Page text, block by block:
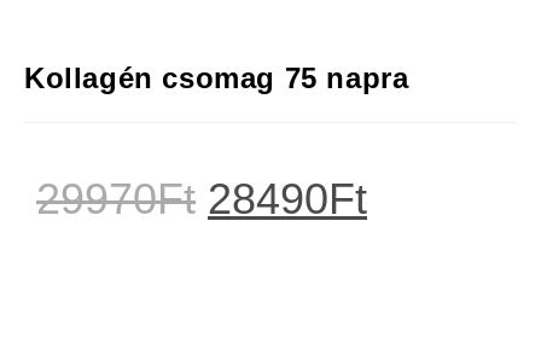
Kollagén csomag 75 napra
29970Ft 28490Ft